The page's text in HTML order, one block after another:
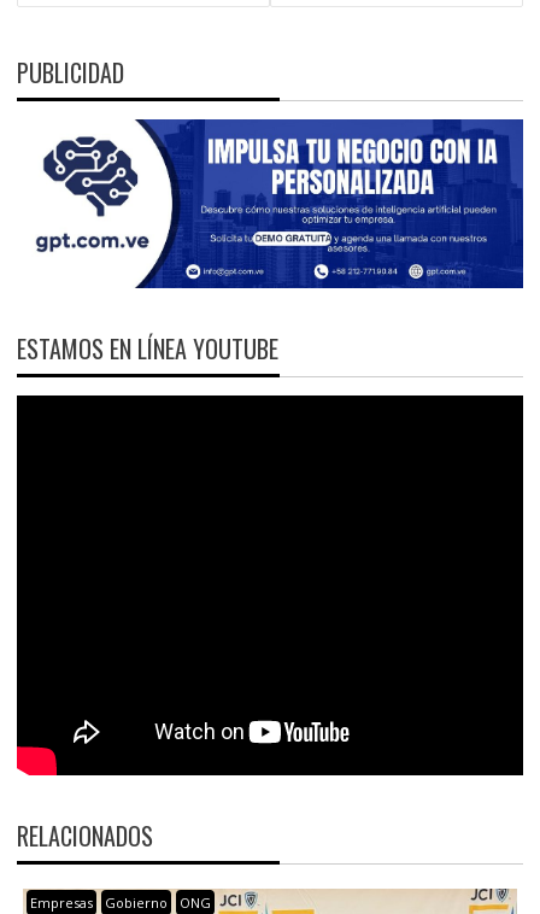
PUBLICIDAD
ESTAMOS EN LÍNEA YOUTUBE
RELACIONADOS
Empresas Gobierno ONG